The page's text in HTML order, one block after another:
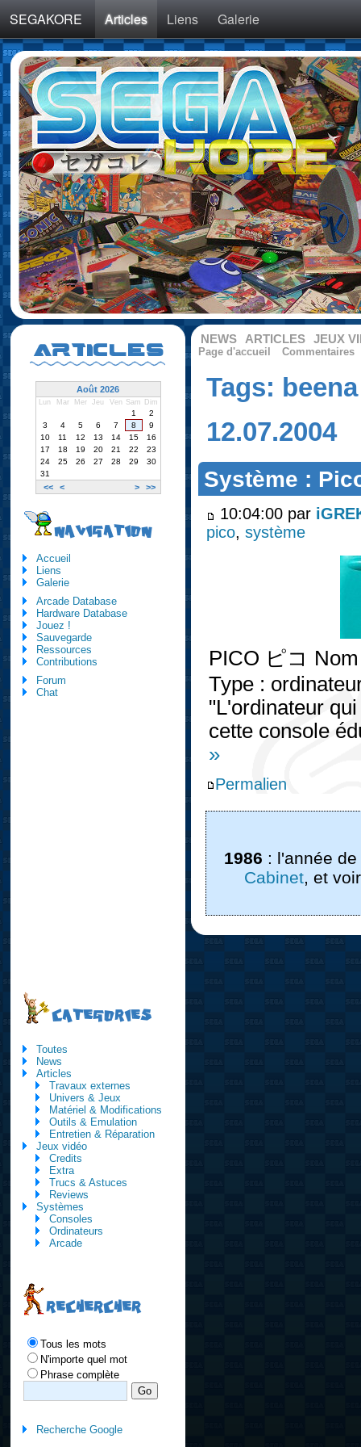
SEGAKORE Articles Liens Galerie
NEWS ARTICLES JEUX
Page d'accueil Commentaires
Tags: beena
12.07.2004
Système :
10:04:00 par
pico,système
PICO ピコ Nom
Type :
"L'ordinateur
cette console
»
Permalien
1986 : l'année
Cabinet, et
ARTICLES
Août 2026
Lun Mar Mer Jeu Ven Sam Dim
<< < > >>
1
2
3
4 5 6 7 8
9
10
11 12 13 14 15
16
17
18 19 20 21 22
23
24
25 26 27 28 29
30
31
NAVIGATION
Accueil
Liens
Galerie
Arcade Database
Hardware Database
Jouez !
Sauvegarde
Ressources
Contributions
Forum
Chat
CATEGORIES
Toutes
News
Articles
Travaux externes
Univers & Jeux
Matériel & Modifications
Outils & Emulation
Entretien & Réparation
Jeux vidéo
Credits
Extra
Trucs & Astuces
Reviews
Systèmes
Consoles
Ordinateurs
Arcade
RECHERCHER
Tous les mots
N'importe quel mot
Phrase complète
Recherche Google